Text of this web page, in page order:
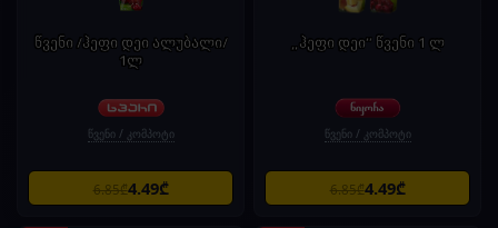
წვენი /ჰეფი დეი ალუბალი/
1ლ
წვენი / კომპოტი
6.85₾4.49₾
„ჰეფი დეი“ წვენი 1 ლ
წვენი / კომპოტი
6.85₾4.49₾